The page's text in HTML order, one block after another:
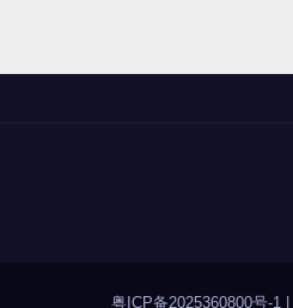
粤ICP备2025360800号-1